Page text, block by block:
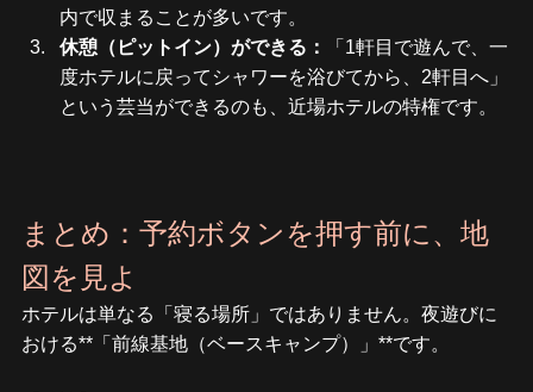
内で収まることが多いです。
休憩（ピットイン）ができる：
「1軒目で遊んで、一
度ホテルに戻ってシャワーを浴びてから、2軒目へ」
という芸当ができるのも、近場ホテルの特権です。
まとめ：予約ボタンを押す前に、地
図を見よ
ホテルは単なる「寝る場所」ではありません。夜遊びに
おける**「前線基地（ベースキャンプ）」**です。